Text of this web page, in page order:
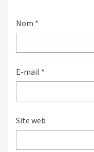
Nom *
E-mail *
Site web